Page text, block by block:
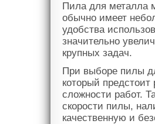
Пила для металла
обычно имеет
удобства
значительно
крупных задач.
При выборе пилы
который
сложности работ.
скорости пилы,
качественную и